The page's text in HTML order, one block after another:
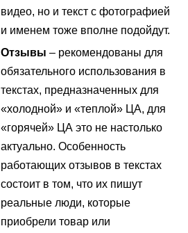
видео, но и текст с фотографией
и именем тоже вполне подойдут.
Отзывы – рекомендованы для
обязательного использования в
текстах, предназначенных для
«холодной» и «теплой» ЦА, для
«горячей» ЦА это не настолько
актуально. Особенность
работающих отзывов в текстах
состоит в том, что их пишут
реальные люди, которые
приобрели товар или